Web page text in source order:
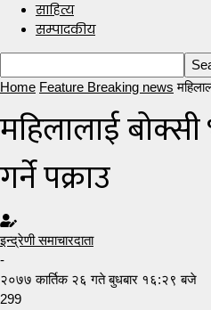
साहित्य
सम्पादकीय
Home Feature Breaking news
महिलालाई
गर्ने पक्राउ
इन्द्रेणी समाचारदाता
-
२०७७ कार्तिक २६ गते बुधबार १६:२९ बजे
299